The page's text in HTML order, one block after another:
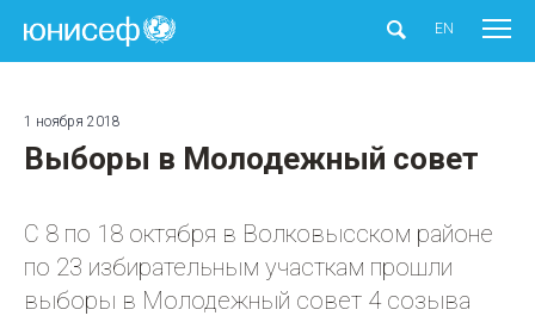
ЮНИСЕФ EN
1 ноября 2018
Выборы в Молодежный cовет
С 8 по 18 октября в Волковысском районе
по 23 избирательным участкам прошли
выборы в Молодежный cовет 4 созыва